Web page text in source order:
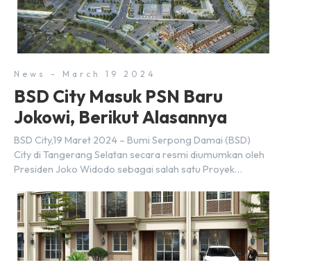
News - March 19 2024
BSD City Masuk PSN Baru
Jokowi, Berikut Alasannya
BSD City,19 Maret 2024 – Bumi Serpong Damai (BSD)
City di Tangerang Selatan secara resmi diumumkan oleh
Presiden Joko Widodo sebagai salah satu Proyek
dibuat oleh Menteri Koordinator Bidang Perekonomian,
Airlangga Hartarto, setelah Rapat Terbatas (ratas)
bersama Jokowi di Istana Kepresidenan pada hari Senin,
18 Maret 2024. Selain […]